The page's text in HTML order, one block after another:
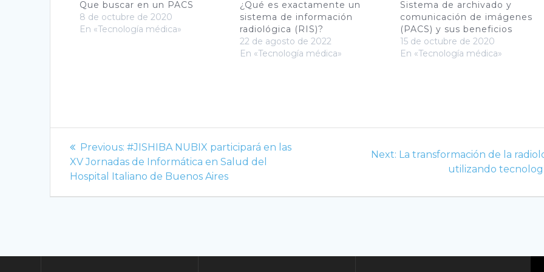
Que buscar en un PACS
8 de octubre de 2020
En «Tecnología médica»
¿Qué es exactamente un
sistema de información
radiológica (RIS)?
22 de agosto de 2022
En «Tecnología médica»
Sistema de archivado y
comunicación de imágenes
(PACS) y sus beneficios
15 de octubre de 2020
En «Tecnología médica»
Navegación
de
entradas
Previous: Previous
post:
#JISHIBA NUBIX participará en las
XV Jornadas de Informática en Salud del
Hospital Italiano de Buenos Aires
Next: Next
La transformación de la
utilizando